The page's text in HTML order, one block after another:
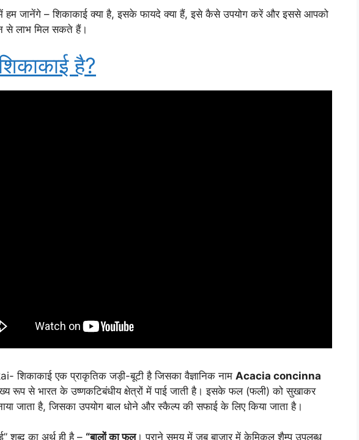
जानेंगे – शिकाकाई क्या है, इसके फायदे क्या हैं, इसे कैसे उपयोग करें और इससे आपको
से लाभ मिल सकते हैं।
है?
शिकाकाई एक प्राकृतिक जड़ी-बूटी है जिसका वैज्ञानिक नाम Acacia concinna
रूप से भारत के उष्णकटिबंधीय क्षेत्रों में पाई जाती है। इसके फल (फली) को सुखाकर
जाता है, जिसका उपयोग बाल धोने और स्कैल्प की सफाई के लिए किया जाता है।
शब्द का अर्थ ही है – “बालों का फल। पुराने समय में जब बाजार में केमिकल शैम्पू उपलब्ध